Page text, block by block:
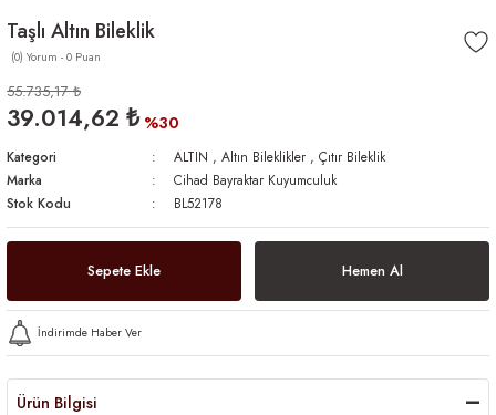
Taşlı Altın Bileklik
(0) Yorum - 0 Puan
55.735,17 ₺
39.014,62 ₺ %30
Kategori ALTIN , Altın Bileklikler , Çıtır Bileklik
Marka
Cihad Bayraktar Kuyumculuk
Stok Kodu
BL52178
Sepete Ekle Hemen Al
İndirimde Haber Ver
Ürün Bilgisi